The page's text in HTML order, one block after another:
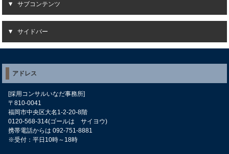
サブコンテンツ
サイドバー
アドレス
[採用コンサルいなだ事務所]
〒810-0041
福岡市中央区大名1-2-20-8階
0120-568-314(ゴールは サイヨウ)
携帯電話からは 092-751-8881
※受付：平日10時～18時